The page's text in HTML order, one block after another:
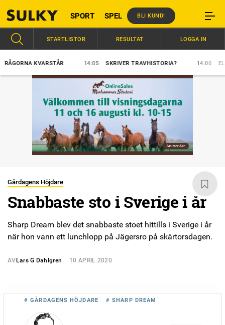
SPORT SPEL BLI KUND!
KVARSTÅR 14:05 SKRIVER TRAVHISTORIA? 14:00 ELFTE
STARTLISTOR RESULTAT LOGGA IN
Gårdagens Höjdare
Snabbaste sto i Sverige i år
Sharp Dream blev det snabbaste stoet hittills i Sverige i år
när hon vann ett lunchlopp på Jägersro på skärtorsdagen.
AVLars G Dahlgren 10 APRIL 2020
# GÅRDAGENS HÖJDARE # SHARP DREAM